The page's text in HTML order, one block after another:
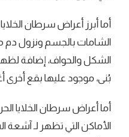
أما أبرز أعراض سرطان
الشامات بالجسم ونزول دم
الشكل والحواف، إضافة
بُنى، موجود عليها بقع أخرى
أما أعراض سرطان الخلايا
الأماكن التي تظهر لـ